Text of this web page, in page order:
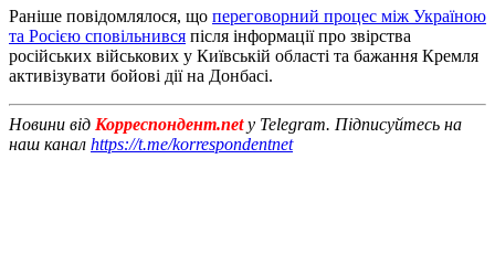
Раніше повідомлялося, що переговорний процес між Україною
та Росією сповільнився після інформації про звірства
російських військових у Київській області та бажання Кремля
активізувати бойові дії на Донбасі.
Новини від Корреспондент.netу Telegram. Підписуйтесь на
наш канал https://t.me/korrespondentnet